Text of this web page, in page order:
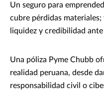
Un seguro para
cubre pérdidas
liquidez y credibilidad
Una póliza Pyme Chubb
realidad peruana, desde
responsabilidad civil o